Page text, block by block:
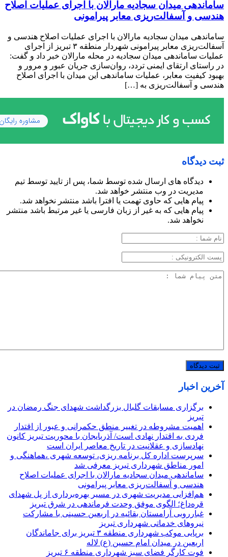
ساماندهی میدان سجادیه مارالان با اجرای عملیات اصلاح
هندسی و آسفالت‌ریزی معابر پیرامونی
ساماندهی میدان سجادیه مارالان با اجرای عملیات اصلاح هندسی و
آسفالت‌ریزی معابر پیرامونی شهردار منطقه ۳ تبریز از اجرای
عملیات ساماندهی میدان سجادیه در محله مارالان خبر داد و گفت:
در راستای ارتقای ایمنی تردد، روان‌سازی جریان عبور و مرور و
بهبود کیفیت معابر، عملیات ساماندهی این میدان با اجرای اصلاح
هندسی و آسفالت‌ریزی به […]
ثبت دیدگاه
دیدگاه های ارسال شده توسط شما، پس از تایید توسط تیم
مدیریت در وب منتشر خواهد شد.
پیام هایی که حاوی تهمت یا افترا باشد منتشر نخواهد شد.
پیام هایی که به غیر از زبان فارسی یا غیر مرتبط باشد منتشر
نخواهد شد.
آخرین اخبار
برگزاری مسابقات گلبال بزرگداشت شهدای جنگ رمضان در
تبریز
اهمیت مشروطه در تغییر منطق حکمرانی و عبور از اقتدار
فردی به اقتدار نهادی است/ آذربایجان با محوریت تبریز کانون
نهادسازی و عقلانیت در تاریخ معاصر ایران است
سرپرست اداره کل برنامه ریزی، توسعه شهری ،هماهنگی و
امور مناطق شهرداری تبریز معرفی شد
ساماندهی میدان سجادیه مارالان با اجرای عملیات اصلاح
هندسی و آسفالت‌ریزی معابر پیرامونی
هم‌افزایی مدیریت شهری در مسیر بهره‌برداری از پل شهدای
قره‌داغ؛ الگوی موفق وحدت فرماندهی در شرق تبریز
غبارروبی آرامستان بقائیه در اربعین حسینی با مشارکت
نیروهای خدماتی شهرداری تبریز
برپایی موکب شهرداری منطقه ۳ تبریز برای جاماندگان
اربعین در میدان امام حسین (ع) لاله
فوت کارگر فضای سبز شهرداری منطقه ۶ تبریز